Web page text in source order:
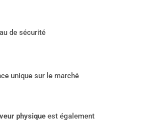
de sécurité
unique sur le marché
physiqueest également